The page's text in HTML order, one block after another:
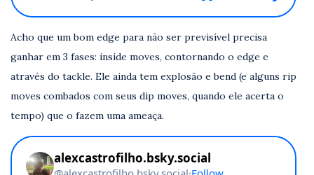
Acho que um bom edge para não ser previsível precisa
ganhar em 3 fases: inside moves, contornando o edge e
através do tackle. Ele ainda tem explosão e bend (e alguns rip
moves combados com seus dip moves, quando ele acerta o
tempo) que o fazem uma ameaça.